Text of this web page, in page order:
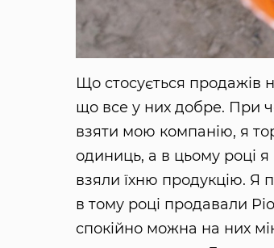
Що стосується продажів
що все у них добре. При
взяти мою компанію, я
одиниць, а в цьому році я
взяли їхню продукцію. Я
в тому році продавали
спокійно можна на них